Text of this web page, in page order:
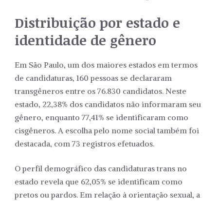
Distribuição por estado e
identidade de gênero
Em São Paulo, um dos maiores estados em termos
de candidaturas, 160 pessoas se declararam
transgêneros entre os 76.830 candidatos. Neste
estado, 22,38% dos candidatos não informaram seu
gênero, enquanto 77,41% se identificaram como
cisgêneros. A escolha pelo nome social também foi
destacada, com 73 registros efetuados.
O perfil demográfico das candidaturas trans no
estado revela que 62,05% se identificam como
pretos ou pardos. Em relação à orientação sexual, a